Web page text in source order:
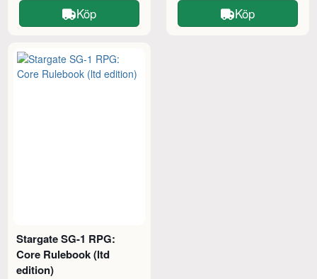
Köp Köp
Stargate SG-1 RPG:
Core Rulebook (ltd
edition)